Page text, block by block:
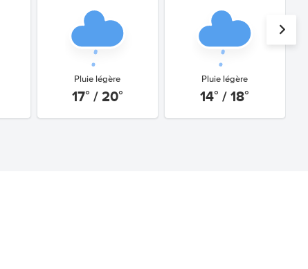
Pluie légère
17° / 20°
Pluie légère
14° / 18°